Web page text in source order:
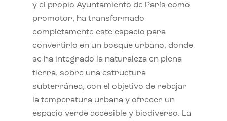
y el propio Ayuntamiento de París como
promotor, ha transformado
completamente este espacio para
convertirlo en un bosque urbano, donde
se ha integrado la naturaleza en plena
tierra, sobre una estructura
subterránea, con el objetivo de rebajar
la temperatura urbana y ofrecer un
espacio verde accesible y biodiverso. La